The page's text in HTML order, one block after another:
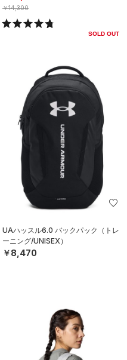
￥14,300
SOLD OUT
UAハッスル6.0 バックパック（トレ
ーニング/UNISEX）
￥8,470